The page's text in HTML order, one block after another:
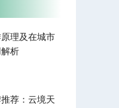
理及在城市
析
荐：云境天